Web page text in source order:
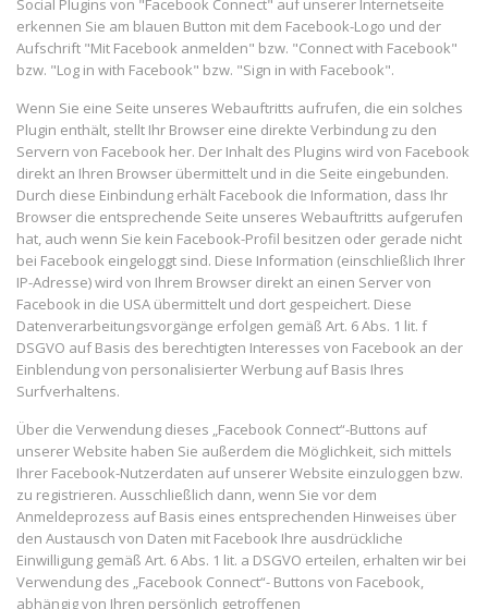
Social Plugins von "Facebook Connect" auf unserer Internetseite
erkennen Sie am blauen Button mit dem Facebook-Logo und der
Aufschrift "Mit Facebook anmelden" bzw. "Connect with Facebook"
bzw. "Log in with Facebook" bzw. "Sign in with Facebook".
Wenn Sie eine Seite unseres Webauftritts aufrufen, die ein solches
Plugin enthält, stellt Ihr Browser eine direkte Verbindung zu den
Servern von Facebook her. Der Inhalt des Plugins wird von Facebook
direkt an Ihren Browser übermittelt und in die Seite eingebunden.
Durch diese Einbindung erhält Facebook die Information, dass Ihr
Browser die entsprechende Seite unseres Webauftritts aufgerufen
hat, auch wenn Sie kein Facebook-Profil besitzen oder gerade nicht
bei Facebook eingeloggt sind. Diese Information (einschließlich Ihrer
IP-Adresse) wird von Ihrem Browser direkt an einen Server von
Facebook in die USA übermittelt und dort gespeichert. Diese
Datenverarbeitungsvorgänge erfolgen gemäß Art. 6 Abs. 1 lit. f
DSGVO auf Basis des berechtigten Interesses von Facebook an der
Einblendung von personalisierter Werbung auf Basis Ihres
Surfverhaltens.
Über die Verwendung dieses „Facebook Connect“-Buttons auf
unserer Website haben Sie außerdem die Möglichkeit, sich mittels
Ihrer Facebook-Nutzerdaten auf unserer Website einzuloggen bzw.
zu registrieren. Ausschließlich dann, wenn Sie vor dem
Anmeldeprozess auf Basis eines entsprechenden Hinweises über
den Austausch von Daten mit Facebook Ihre ausdrückliche
Einwilligung gemäß Art. 6 Abs. 1 lit. a DSGVO erteilen, erhalten wir bei
Verwendung des „Facebook Connect“- Buttons von Facebook,
abhängig von Ihren persönlich getroffenen